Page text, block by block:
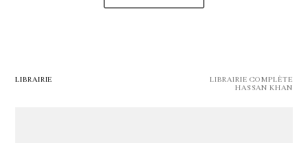
LIBRAIRIE
LIBRAIRIE COMPLÈTE
HASSAN KHAN